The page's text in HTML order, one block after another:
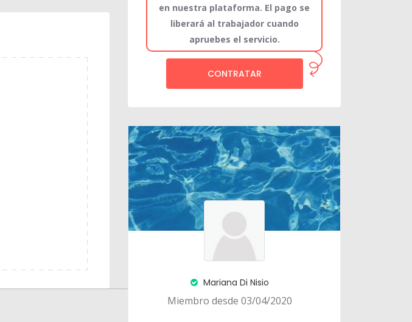
en nuestra plataforma. El pago se
liberará al trabajador cuando
apruebes el servicio.
CONTRATAR
Mariana Di Nisio
Miembro desde 03/04/2020